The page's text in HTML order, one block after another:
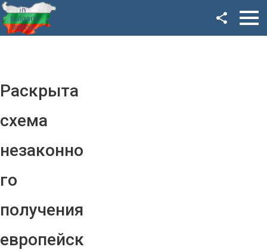
Раскрыта
схема
незаконно
го
получения
европейск